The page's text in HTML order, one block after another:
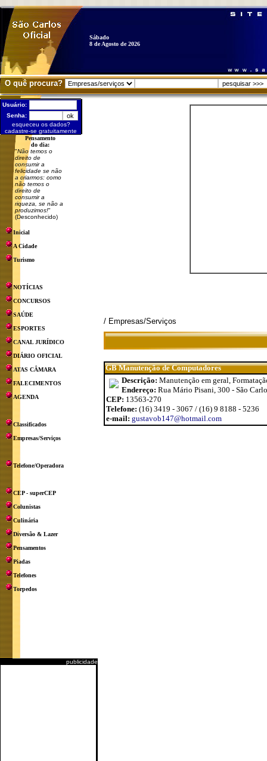
Sábado
8 de Agosto de 2026
O quê procura?
Usuário:
Senha:
esqueceu os dados?
cadastre-se gratuitamente
Pensamento
do dia:
"Não temos o
direito de
consumir a
felicidade se não
a criarmos: como
não temos o
direito de
consumir a
riqueza, se não a
produzimos!"
(Desconhecido)
Inicial
A Cidade
Turismo
NOTÍCIAS
CONCURSOS
SAÚDE
ESPORTES
CANAL JURÍDICO
DIÁRIO OFICIAL
ATAS CÂMARA
FALECIMENTOS
AGENDA
Classificados
Empresas/Serviços
Telefone/Operadora
CEP - superCEP
Colunistas
Culinária
Diversão & Lazer
Pensamentos
Piadas
Telefones
Torpedos
publicidade
/ Empresas/Serviços
GB Manutenção de Computadores
Descrição: Manutenção em geral,
Endereço: Rua Mário Pisani, 300 - São
CEP: 13563-270
Telefone: (16) 3419 - 3067 / (16) 9 8188 - 5236
e-mail: gustavob147@hotmail.com